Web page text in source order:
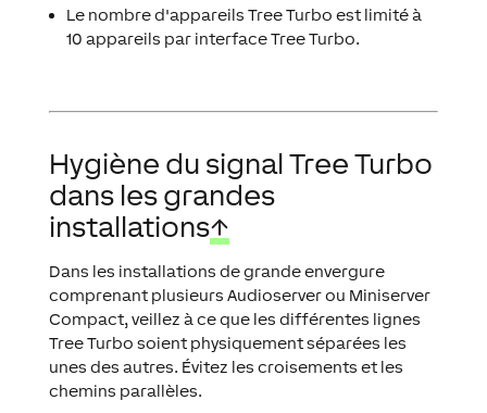
Le nombre d'appareils Tree Turbo est limité à
10 appareils par interface Tree Turbo.
Hygiène du signal Tree Turbo
dans les grandes
installations↑
Dans les installations de grande envergure
comprenant plusieurs Audioserver ou Miniserver
Compact, veillez à ce que les différentes lignes
Tree Turbo soient physiquement séparées les
unes des autres. Évitez les croisements et les
chemins parallèles.